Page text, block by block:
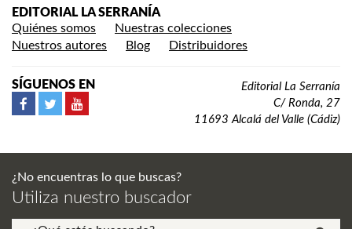
EDITORIAL LA SERRANÍA
Quiénes somos
Nuestras colecciones
Nuestros autores
Blog Distribuidores
SÍGUENOS EN
Editorial La Serranía
C/ Ronda, 27
11693 Alcalá del Valle (Cádiz)
¿No encuentras lo que buscas?
Utiliza nuestro buscador